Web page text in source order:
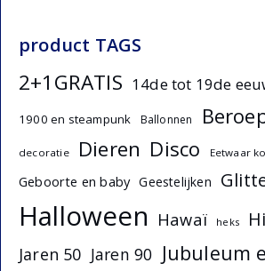
product TAGS
2+1GRATIS 14de tot 19de
1900 en steampunk Ballonnen
decoratie Dieren Disco Eetwaar
Geboorte en baby Geestelijken
Halloween Hawaï heks
Jaren 50 Jaren 90 Jubuleum